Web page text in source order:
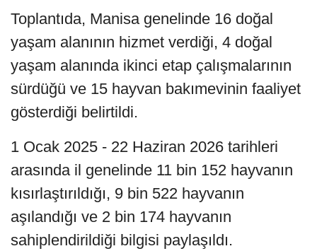
Toplantıda, Manisa genelinde 16 doğal
yaşam alanının hizmet verdiği, 4 doğal
yaşam alanında ikinci etap çalışmalarının
sürdüğü ve 15 hayvan bakımevinin faaliyet
gösterdiği belirtildi.
1 Ocak 2025 - 22 Haziran 2026 tarihleri
arasında il genelinde 11 bin 152 hayvanın
kısırlaştırıldığı, 9 bin 522 hayvanın
aşılandığı ve 2 bin 174 hayvanın
sahiplendirildiği bilgisi paylaşıldı.